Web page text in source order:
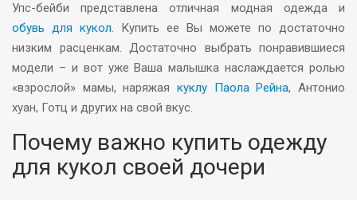
Упс-бейби представлена отличная модная одежда и
обувь для кукол. Купить ее Вы можете по достаточно
низким расценкам. Достаточно выбрать понравившиеся
модели – и вот уже Ваша малышка наслаждается ролью
«взрослой» мамы, наряжая куклу Паола Рейна, Антонио
хуан, Готц и других на свой вкус.
Почему важно купить одежду
для кукол своей дочери